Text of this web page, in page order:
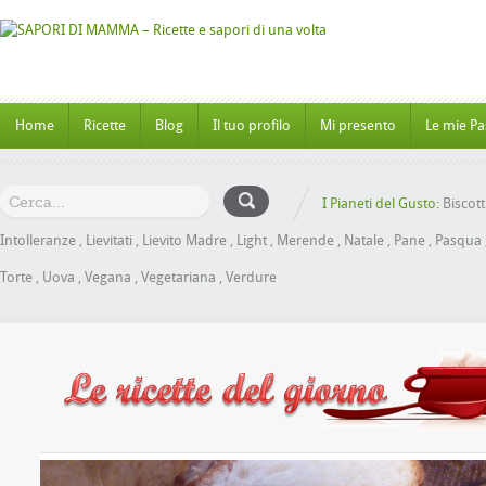
Home Ricette Blog Il tuo profilo Mi presento Le mie
I Pianeti del Gusto:
Intolleranze , Lievitati , Lievito Madre , Light , Merende , Natale , Pane , Pasqua
Torte , Uova , Vegana , Vegetariana , Verdure
al Miele senza